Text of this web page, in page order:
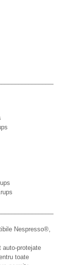
Nespresso®,
auto-protejate
toate